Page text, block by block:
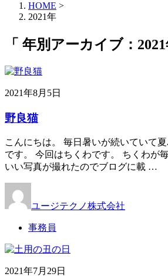
HOME >
2021年
「 年別アーカイブ：
2021年8月5日
野良猫
こんにちは。 毎日暑いが続いていて
です。 今回はちくわです。 ちくわが
いい写真が撮れたのでブログに載 …
ユージテクノ株式会社
事務員
2021年7月29日